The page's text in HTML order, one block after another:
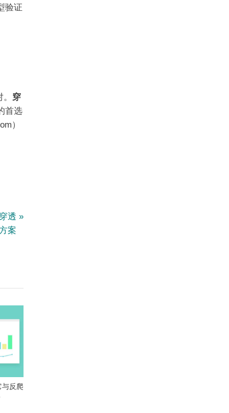
验证
穿
首选
）
透
案
反爬